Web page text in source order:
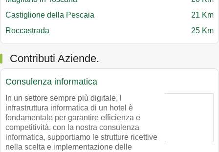
Castiglione della Pescaia
21 Km
Roccastrada
25 Km
Contributi Aziende.
Consulenza informatica
In un settore sempre più digitale, l
infrastruttura informatica di un hotel è
fondamentale per garantire efficienza e
competitività. con la nostra consulenza
informatica, supportiamo le strutture ricettive
nella scelta e implementazione delle